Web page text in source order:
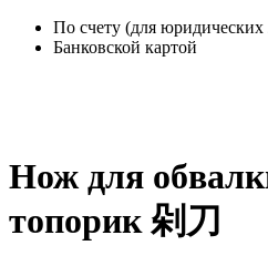
По счету (для
Банковской картой
Нож для
топорик 剁刀